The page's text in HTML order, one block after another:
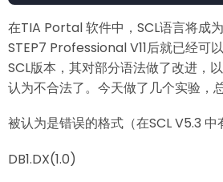
在TIA Portal 软件中，SCL语言将成
STEP7 Professional V11后就已经可
SCL版本，其对部分语法做了改进，
认为不合法了。今天做了几个实验，
被认为是错误的格式（在SCL V5.3 中
DB1.DX(1.0)